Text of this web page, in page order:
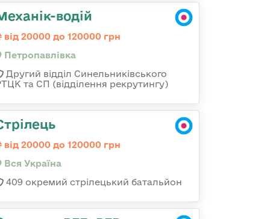
водій
від 20000 до 120000 грн
Петропавлівка
Другий відділ Синельниківського
та СП (відділення рекрутингу)
від 20000 до 120000 грн
Вся Україна
409 окремий стрілецький батальйон